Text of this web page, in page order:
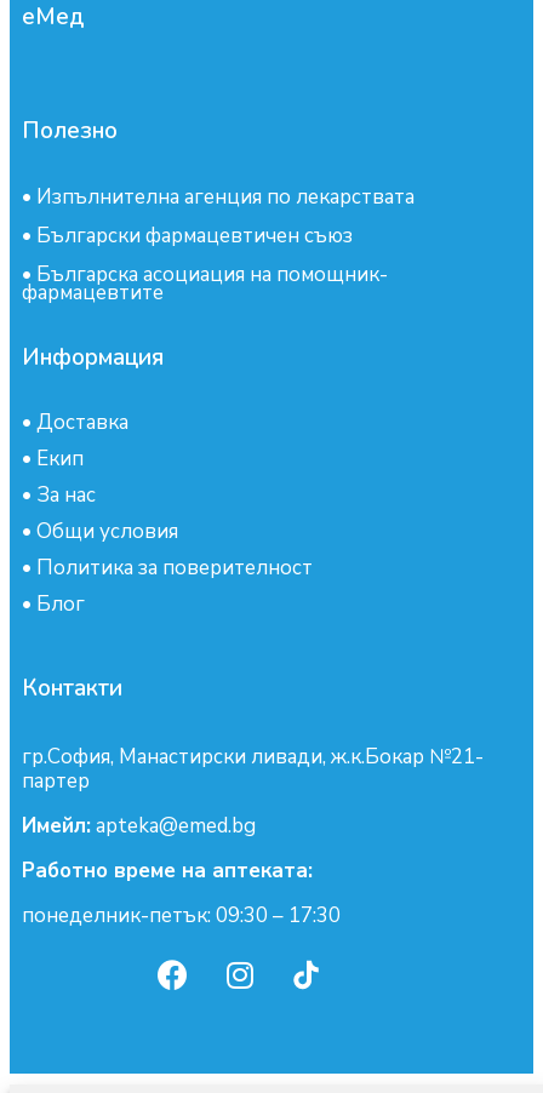
еМед
Полезно
• Изпълнителна агенция по лекарствата
• Български фармацевтичен съюз
• Българска асоциация на помощник-
фармацевтите
Информация
• Доставка
• Екип
• За нас
• Общи условия
• Политика за поверителност
• Блог
Контакти
гр.София, Манастирски ливади, ж.к.Бокар №21-
партер
Имейл:apteka@emed.bg
Работно време на аптеката:
понеделник-петък: 09:30 – 17:30